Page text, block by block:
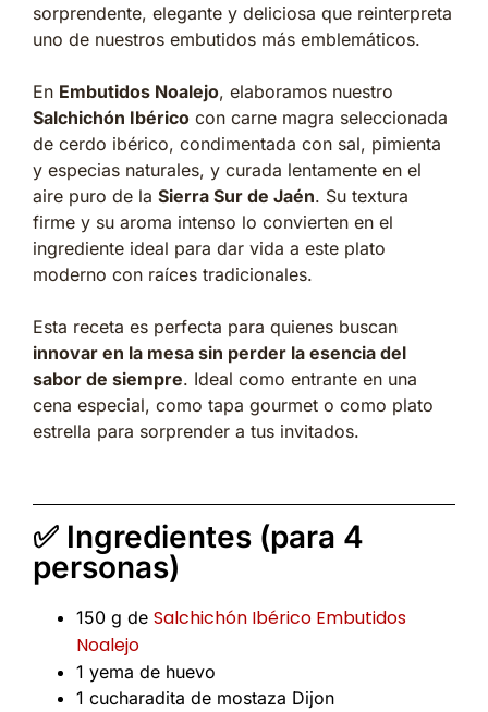
sorprendente, elegante y deliciosa que reinterpreta
uno de nuestros embutidos más emblemáticos.
En Embutidos Noalejo, elaboramos nuestro
Salchichón Ibérico con carne magra seleccionada
de cerdo ibérico, condimentada con sal, pimienta
y especias naturales, y curada lentamente en el
aire puro de la Sierra Sur de Jaén. Su textura
firme y su aroma intenso lo convierten en el
ingrediente ideal para dar vida a este plato
moderno con raíces tradicionales.
Esta receta es perfecta para quienes buscan
innovar en la mesa sin perder la esencia del
sabor de siempre. Ideal como entrante en una
cena especial, como tapa gourmet o como plato
estrella para sorprender a tus invitados.
✅ Ingredientes (para 4
personas)
150 g de Salchichón Ibérico Embutidos
Noalejo
1 yema de huevo
1 cucharadita de mostaza Dijon